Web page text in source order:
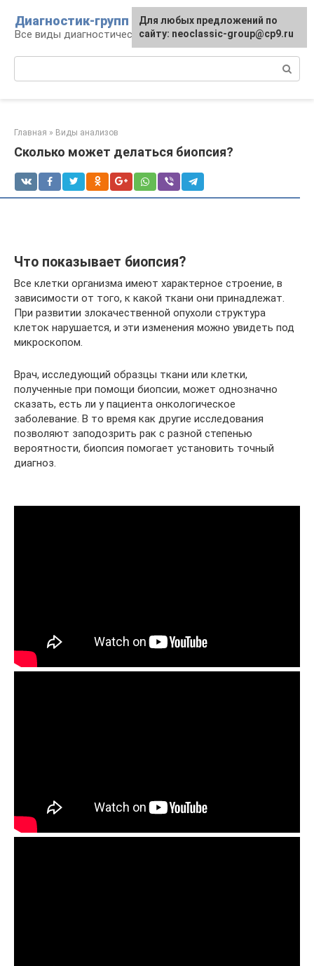
контенту
Диагностик-групп
Все виды диагностических манипуляций
Главная » Виды анализов
Сколько может делаться биопсия?
Что показывает биопсия?
Все клетки организма имеют характерное строение, в
зависимости от того, к какой ткани они принадлежат.
При развитии злокачественной опухоли структура
клеток нарушается, и эти изменения можно увидеть под
микроскопом.
Врач, исследующий образцы ткани или клетки,
полученные при помощи биопсии, может однозначно
сказать, есть ли у пациента онкологическое
заболевание. В то время как другие исследования
позволяют заподозрить рак с разной степенью
вероятности, биопсия помогает установить точный
диагноз.
Для любых предложений по
сайту: neoclassic-group@cp9.ru